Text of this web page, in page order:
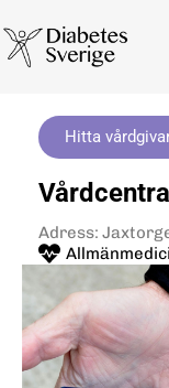
Hitta
Adress: